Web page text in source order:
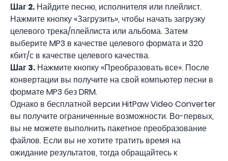
Шаг 2. Найдите песню, исполнителя или плейлист.
Нажмите кнопку «Загрузить», чтобы начать загрузку
целевого трека/плейлиста или альбома. Затем
выберите MP3 в качестве целевого формата и 320
кбит/с в качестве целевого качества.
Шаг 3. Нажмите кнопку «Преобразовать все». После
конвертации вы получите на свой компьютер песни в
формате MP3 без DRM.
Однако в бесплатной версии HitPaw Video Converter
вы получите ограниченные возможности. Во-первых,
вы не можете выполнить пакетное преобразование
файлов. Если вы не хотите тратить время на
ожидание результатов, тогда обращайтесь к